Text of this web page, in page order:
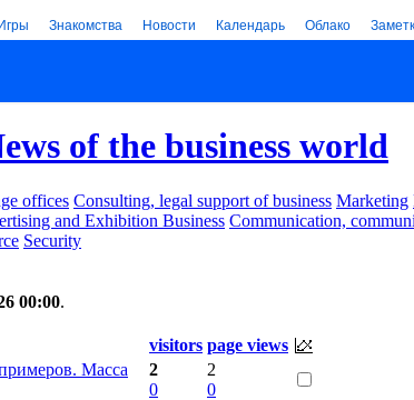
Знакомства Новости Календарь Облако
of the business world
offices Consulting, legal support of business Marketing
and Exhibition Business Communication,
Security
00:00.
visitors page views
Масса
2
0
2
0